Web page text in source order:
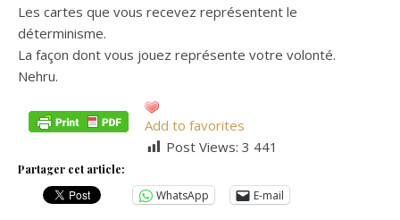
Les cartes que vous recevez représentent le
déterminisme.
La façon dont vous jouez représente votre volonté.
Nehru.
Add to favorites
Post Views: 3 441
Partager cet article:
WhatsApp E-mail